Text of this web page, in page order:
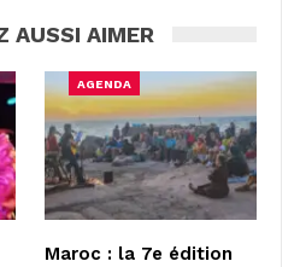
AUSSI AIMER
AGENDA
Maroc : la 7e édition